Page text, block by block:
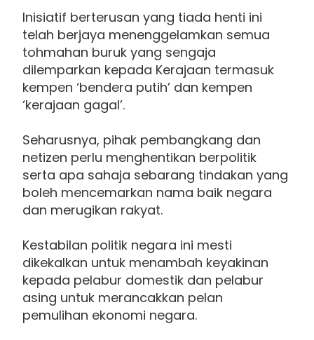
Inisiatif berterusan yang tiada henti ini
telah berjaya menenggelamkan semua
tohmahan buruk yang sengaja
dilemparkan kepada Kerajaan termasuk
kempen ‘bendera putih’ dan kempen
‘kerajaan gagal’.
Seharusnya, pihak pembangkang dan
netizen perlu menghentikan berpolitik
serta apa sahaja sebarang tindakan yang
boleh mencemarkan nama baik negara
dan merugikan rakyat.
Kestabilan politik negara ini mesti
dikekalkan untuk menambah keyakinan
kepada pelabur domestik dan pelabur
asing untuk merancakkan pelan
pemulihan ekonomi negara.